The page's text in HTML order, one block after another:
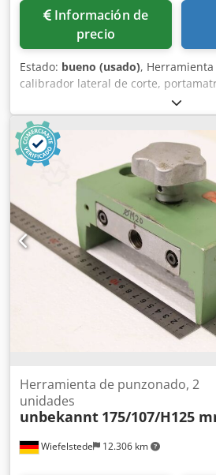
Información de
precio
Estado: bueno (usado),
calibrador lateral de corte,
separación, herramienta de
estampado, punzón de corte
estampado, punzón de corte
herramienta de corte Crjdpfezr
estampado: punzón de corte para
acero y cizalla de acero plano -
Medidas: matriz 240/90/A125 mm /
mm -Peso: 33,9 kg
Wiefelstede 12.306 km
Herramienta de punzonado, 2
unidades
unbekannt 175/107/H125